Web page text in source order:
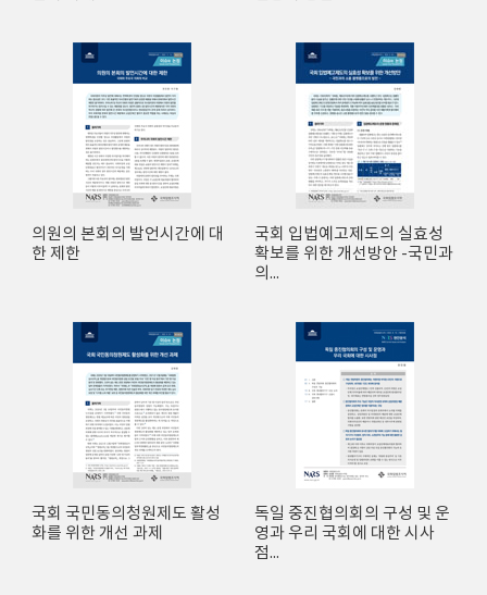
의원의 본회의 발언시간에 대
한 제한
국회 입법예고제도의 실효성
확보를 위한 개선방안 -국민과
의...
국회 국민동의청원제도 활성
화를 위한 개선 과제
독일 중진협의회의 구성 및 운
영과 우리 국회에 대한 시사
점...